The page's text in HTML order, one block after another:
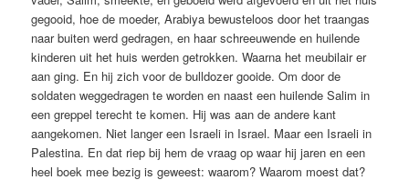
gegooid, hoe de moeder, Arabiya bewusteloos door het traangas
naar buiten werd gedragen, en haar schreeuwende en huilende
kinderen uit het huis werden getrokken. Waarna het meubilair er
aan ging. En hij zich voor de bulldozer gooide. Om door de
soldaten weggedragen te worden en naast een huilende Salim in
een greppel terecht te komen. Hij was aan de andere kant
aangekomen. Niet langer een Israeli in Israel. Maar een Israeli in
Palestina. En dat riep bij hem de vraag op waar hij jaren en een
heel boek mee bezig is geweest: waarom? Waarom moest dat?